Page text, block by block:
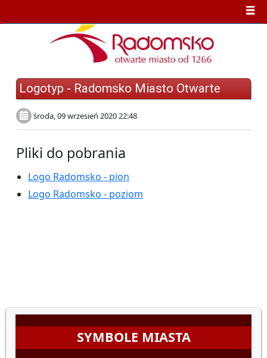
Logotyp - Radomsko Miasto Otwarte
środa, 09 wrzesień 2020 22:48
Pliki do pobrania
Logo Radomsko - pion
Logo Radomsko - poziom
SYMBOLE MIASTA